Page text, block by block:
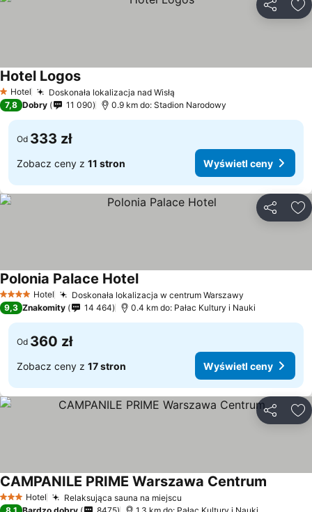
1 Kategoria
Hotel Doskonała lokalizacja nad Wisłą
Hotel Logos
7,8 Dobry 11 090 0.9 km do: Stadion Narodowy
Od 333 zł
Zobacz ceny z 11 stron Wyświetl ceny
4 KategoriaHotel Doskonała lokalizacja w centrum Warszawy
Polonia Palace Hotel
9,3 Znakomity 14 464 0.4 km do: Pałac Kultury i Nauki
Od 360 zł
Zobacz ceny z 17 stron Wyświetl ceny
3 Kategoria
Hotel Relaksująca sauna na miejscu
CAMPANILE PRIME Warszawa Centrum